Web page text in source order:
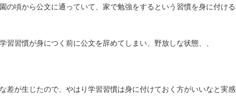
の頃から公文に通っていて、家で勉強をするという習慣を身に付ける
習習慣が身につく前に公文を辞めてしまい、野放しな状態、、
差が生じたので、やはり学習習慣は身に付けておく方がいいなと実感